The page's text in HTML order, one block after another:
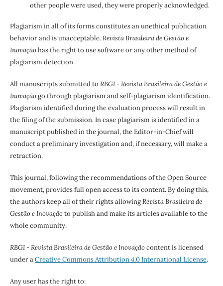
other people were used, they were properly acknowledged.
Plagiarism in all of its forms constitutes an unethical publication
behavior and is unacceptable.Revista Brasileira de Gestão e
Inovaçãohas the right to use software or any other method of
plagiarism detection.
All manuscripts submitted to RBGI - Revista Brasileira de Gestão e
Inovaçãogo through plagiarism and self-plagiarism identification.
Plagiarism identified during the evaluation process will result in
the filing of the submission. In case plagiarism is identified in a
manuscript published in the journal, the Editor-in-Chief will
conduct a preliminary investigation and, if necessary, will make a
retraction.
This journal, following the recommendations of the Open Source
movement, provides full open access to its content. By doing this,
the authors keep all of their rights allowingRevista Brasileira de
Gestão e Inovaçãoto publish and make its articles available to the
whole community.
RBGI - Revista Brasileira de Gestão e Inovaçãocontent is licensed
under aCreative Commons Attribution 4.0 International License.
Any user has the right to: